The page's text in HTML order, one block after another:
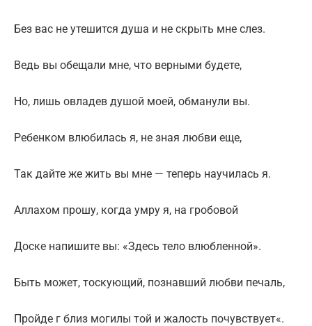
Без вас не утешится душа и не скрыть мне слез.
Ведь вы обещали мне, что верными будете,
Но, лишь овладев душой моей, обманули вы.
Ребенком влюбилась я, не зная любви еще,
Так дайте же жить вы мне — теперь научилась я.
Аллахом прошу, когда умру я, на гробовой
Доске напишите вы: «Здесь тело влюбленной».
Быть может, тоскующий, познавший любви печаль,
Пройде г близ могилы той и жалость почувствует«.